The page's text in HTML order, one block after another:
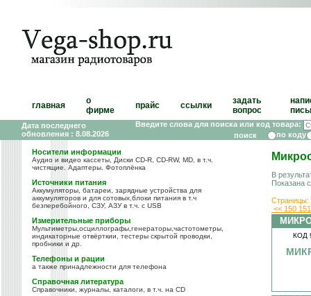
главная
о
фирме
прайс ссылки
задать
вопрос
Дата последнего
обновления : 8.08.2026
Введите слова для поиска или код товара:
по коду
Носители информации
Аудио и видео кассеты, Диски CD-R, CD-RW, MD, в т.ч.
чистящие. Адаптеры. Фотоплёнка
Источники питания
Аккумуляторы, батареи, зарядные устройства для
аккумуляторов и для сотовых,блоки питания в т.ч
безперебойного, СЗУ, АЗУ в т.ч. с USB
Измерительные приборы
Мультиметры,осциллографы,генераторы,частотометры,
индикаторные отвёрткии, тестеры скрытой проводки,
пробники и др.
Телефоны и рации
а также принадлежности для телефона
Справочная литература
Справочники, журналы, каталоги, в т.ч. на CD
В
Показана
Страницы:
<< 150
КОД